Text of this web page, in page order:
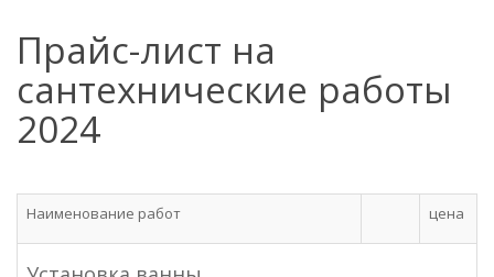
Прайс-лист на
сантехнические работы
2024
Наименование работ цена